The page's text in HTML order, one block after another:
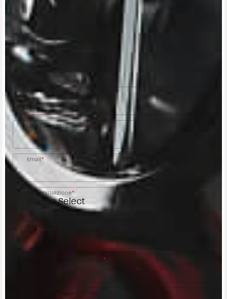
CONTACT A DEALER
Fill out the form to be contacted by an Official
MV Agusta Dealer.
First name/Nome*
Last name/Cognome*
Email *
Country/Nazione*
City/Città
*
Street address/Indirizzo